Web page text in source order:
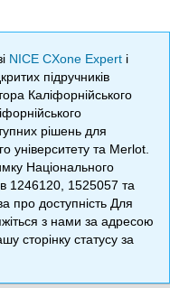
NICE CXone Expert і
підручників
Каліфорнійського
рішень для
університету та Merlot.
Національного
1246120, 1525057 та
про доступність Для
з нами за адресою
сторінку статусу за